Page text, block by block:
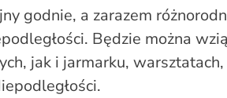
godnie, a zarazem
Będzie można
jak i jarmarku, warsztatach,